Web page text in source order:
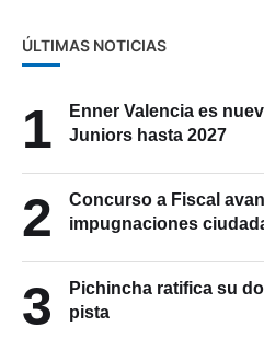
ÚLTIMAS NOTICIAS
1
Enner Valencia es
Juniors hasta 2027
2
Concurso a Fiscal
impugnaciones
3
Pichincha ratifica su
pista